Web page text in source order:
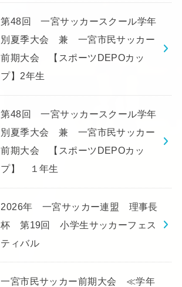
第48回 一宮サッカースクール学年
別夏季大会 兼 一宮市民サッカー
前期大会 【スポーツDEPOカッ
プ】2年生
第48回 一宮サッカースクール学年
別夏季大会 兼 一宮市民サッカー
前期大会 【スポーツDEPOカッ
プ】 １年生
2026年 一宮サッカー連盟 理事長
杯 第19回 小学生サッカーフェス
ティバル
一宮市民サッカー前期大会 ≪学年